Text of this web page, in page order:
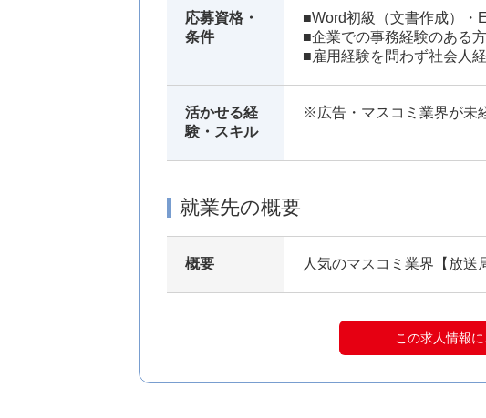
応募資格・
条件
■Word初級（文書作成）・
■企業での事務経験のある方
■雇用経験を問わず社会人
活かせる経
験・スキル
※広告・マスコミ業界が未
就業先の概要
概要 人気のマスコミ業界【放
この求人情報